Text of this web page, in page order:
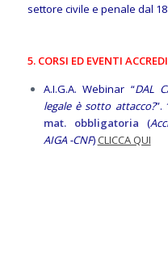
settore civile e penale dal 18
5. CORSI ED EVENTI
A.I.G.A. Webinar “DAL
legale è sotto attacco?”.
mat. obbligatoria (
AIGA -CNF) CLICCA QUI